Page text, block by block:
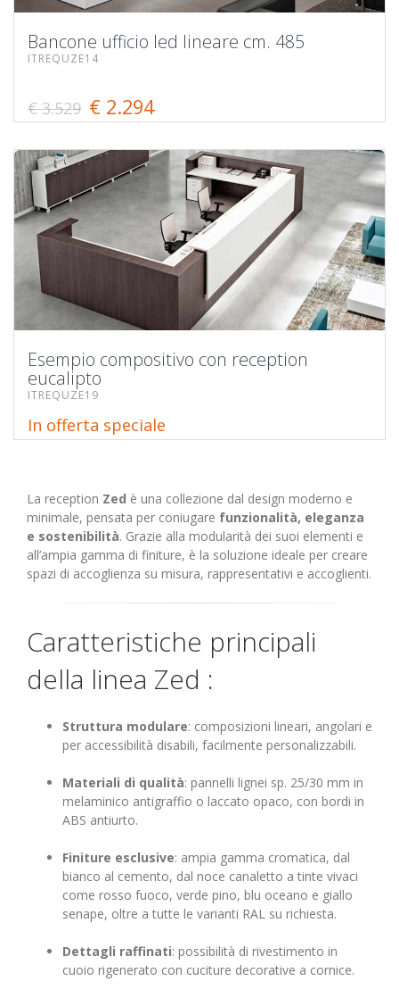
Bancone ufficio led lineare cm. 485
ITREQUZE14
€ 3.529 € 2.294
Esempio compositivo con reception
eucalipto
ITREQUZE19
In offerta speciale
La reception Zed è una collezione dal design moderno e
minimale, pensata per coniugare funzionalità, eleganza
e sostenibilità. Grazie alla modularità dei suoi elementi e
all’ampia gamma di finiture, è la soluzione ideale per creare
spazi di accoglienza su misura, rappresentativi e accoglienti.
Caratteristiche principali
della linea Zed :
Struttura modulare: composizioni lineari, angolari e
per accessibilità disabili, facilmente personalizzabili.
Materiali di qualità: pannelli lignei sp. 25/30 mm in
melaminico antigraffio o laccato opaco, con bordi in
ABS antiurto.
Finiture esclusive: ampia gamma cromatica, dal
bianco al cemento, dal noce canaletto a tinte vivaci
come rosso fuoco, verde pino, blu oceano e giallo
senape, oltre a tutte le varianti RAL su richiesta.
Dettagli raffinati: possibilità di rivestimento in
cuoio rigenerato con cuciture decorative a cornice.